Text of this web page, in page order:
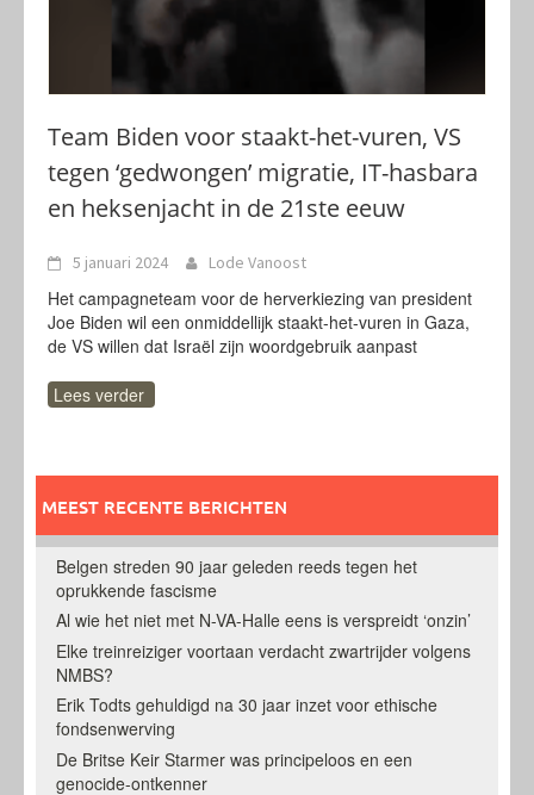
Team Biden voor staakt-het-vuren, VS
tegen ‘gedwongen’ migratie, IT-hasbara
en heksenjacht in de 21ste eeuw
5 januari 2024 Lode Vanoost
Het campagneteam voor de herverkiezing van president
Joe Biden wil een onmiddellijk staakt-het-vuren in Gaza,
de VS willen dat Israël zijn woordgebruik aanpast
Lees verder
MEEST RECENTE BERICHTEN
Belgen streden 90 jaar geleden reeds tegen het
oprukkende fascisme
Al wie het niet met N-VA-Halle eens is verspreidt ‘onzin’
Elke treinreiziger voortaan verdacht zwartrijder volgens
NMBS?
Erik Todts gehuldigd na 30 jaar inzet voor ethische
fondsenwerving
De Britse Keir Starmer was principeloos en een
genocide-ontkenner